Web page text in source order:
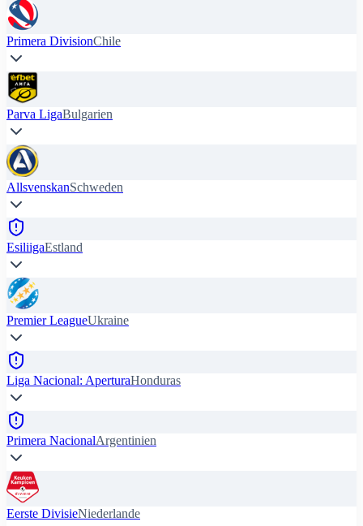
Primera DivisionChile
Parva LigaBulgarien
AllsvenskanSchweden
EsiliigaEstland
Premier LeagueUkraine
Liga Nacional: AperturaHonduras
Primera NacionalArgentinien
Eerste DivisieNiederlande